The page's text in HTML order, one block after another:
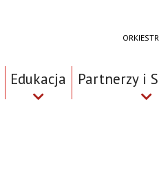
Edukacja Partnerzy i